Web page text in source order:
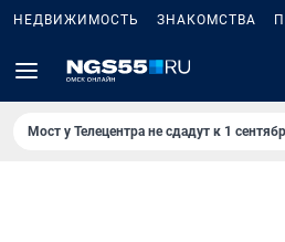
НЕДВИЖИМОСТЬ ЗНАКОМСТВА
Мост у Телецентра не сдадут к 1